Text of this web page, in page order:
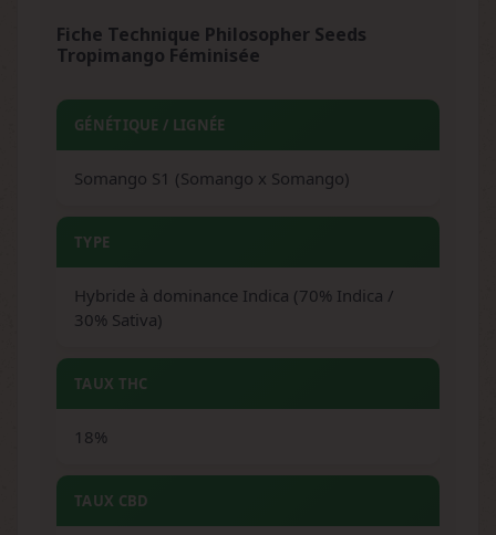
Fiche Technique Philosopher Seeds
Tropimango Féminisée
GÉNÉTIQUE / LIGNÉE
Somango S1 (Somango x Somango)
TYPE
Hybride à dominance Indica (70% Indica /
30% Sativa)
TAUX THC
18%
TAUX CBD